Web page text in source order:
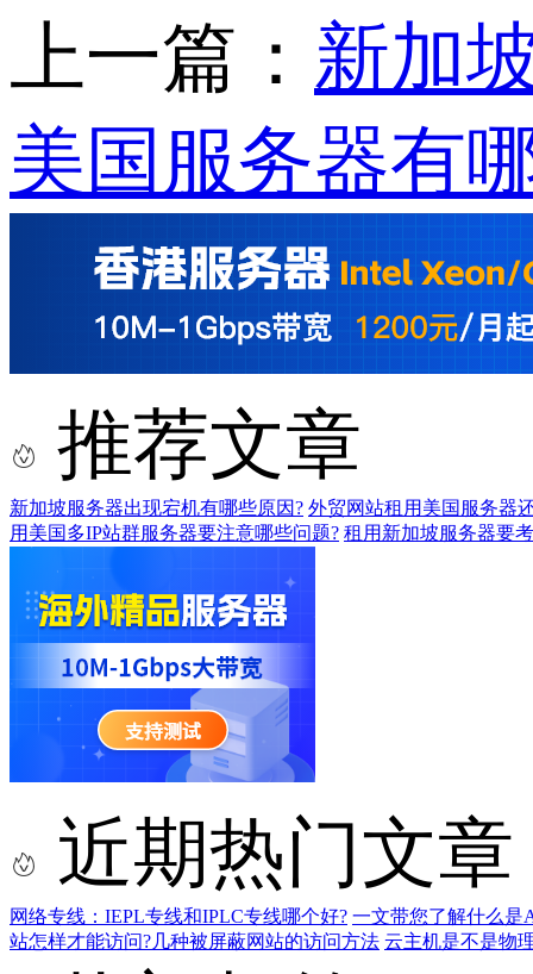
上一篇： 新加
美国服务器有
推荐文章
新加坡服务器出现宕机有哪些原因? 外贸网站租用美国服务器
用美国多IP站群服务器要注意哪些问题? 租用新加坡服务器要
近期热门文章
网络专线：IEPL专线和IPLC专线哪个好? 一文带您了解什么是
站怎样才能访问?几种被屏蔽网站的访问方法 云主机是不是物